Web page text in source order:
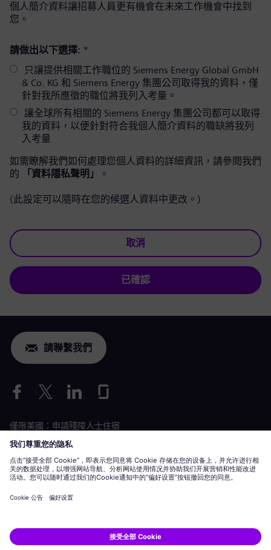
個人簡介資料讓招募人員更有機會在未來工作機會中找到
您。
請做出以下選擇: *
只讓提供相關工作職位的 Siemens Energy Global GmbH
& Co. KG 和 Siemens Energy 集團公司取得我的資料，僅
針對我所應徵的職位將我列入考量。
讓全球所有相關的 Siemens Energy 集團公司都可以取得
我的資料，以便針對符合我個人簡介資料的職缺將我列
入考量
如需瞭解我們如何處理您個人資料的詳細資訊，請參閱我們
的
「資料隱私聲明」 。
(此設定可以隨時在您的候選人資料中更改。)
取消
已確認
請聯繫我們
僅限美國：申請殘障人士住宿
勞動條件申請
Siemens Energy 是 Siemens AG 授權的商標。